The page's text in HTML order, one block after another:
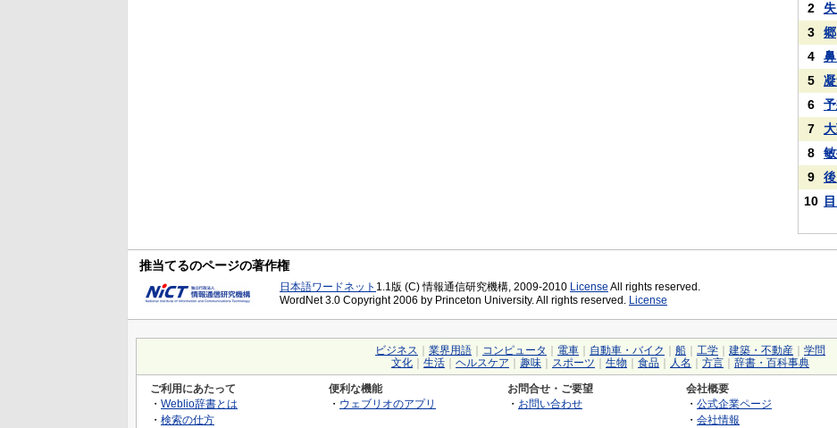
2
3
郷
4
5
6
7
8
9
10
推当てるのページの著作権
日本語ワードネット 1.1版 (C) 情報通信研究機構, 2009-2010 License All rights reserved.
WordNet 3.0 Copyright 2006 by Princeton University. All rights reserved. License
ビジネス 業界用語 コンピュータ 電車 自動車・バイク 船 工学 建築・不動産
学問
文化
生活 ヘルスケア 趣味 スポーツ 生物 食品 人名 方言 辞書・百科事典
ご利用にあたって
・ Weblio辞書とは
・ 検索の仕方
便利な機能
・ ウェブリオのアプリ
お問合せ・ご要望
・ お問い合わせ
会社概要
・ 公式企業ページ
・ 会社情報